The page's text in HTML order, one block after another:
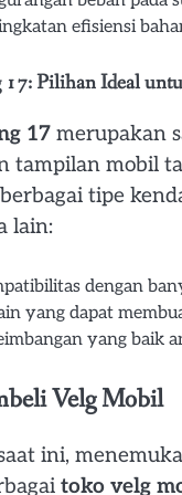
efisiensi
Pilihan Ideal
17 merupakan
tampilan mobil
tipe
lain:
dengan
yang dapat
yang baik
Velg Mobil
ini,
toko velg